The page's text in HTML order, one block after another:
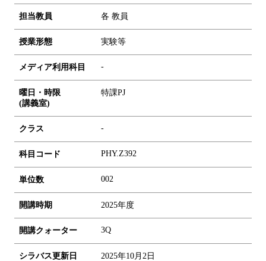
担当教員 各 教員
授業形態 実験等
メディア利用科目 -
曜日・時限
(講義室)
特課PJ
クラス -
科目コード PHY.Z392
単位数 002
開講時期 2025年度
開講クォーター 3Q
シラバス更新日 2025年10月2日